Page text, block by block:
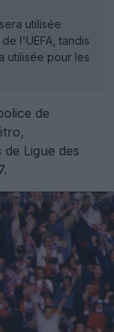
utilisée
l'UEFA, tandis
utilisée pour les
de
Ligue des